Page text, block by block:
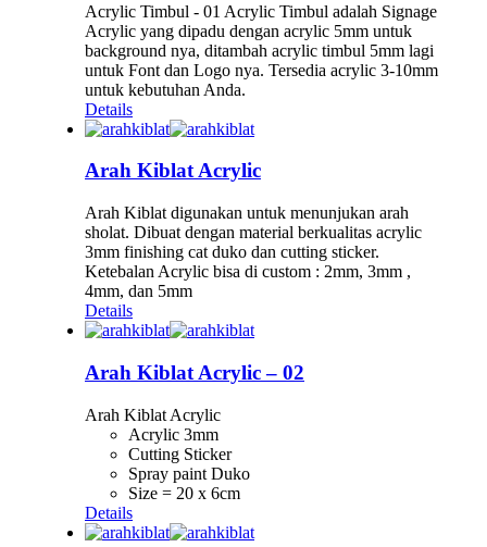
Acrylic Timbul - 01 Acrylic Timbul adalah Signage
Acrylic yang dipadu dengan acrylic 5mm untuk
background nya, ditambah acrylic timbul 5mm lagi
untuk Font dan Logo nya. Tersedia acrylic 3-10mm
untuk kebutuhan Anda.
Details
Arah Kiblat Acrylic
Arah Kiblat digunakan untuk menunjukan arah
sholat. Dibuat dengan material berkualitas acrylic
3mm finishing cat duko dan cutting sticker.
Ketebalan Acrylic bisa di custom : 2mm, 3mm ,
4mm, dan 5mm
Details
Arah Kiblat Acrylic – 02
Arah Kiblat Acrylic
Acrylic 3mm
Cutting Sticker
Spray paint Duko
Size = 20 x 6cm
Details